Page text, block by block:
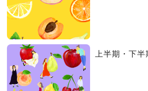
上半期・下半